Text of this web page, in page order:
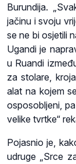
Burundija.
jačinu i svoju
se ne bi osjetili
Ugandi je
u Ruandi
za stolare,
alat na kojem
osposobljeni,
velike tvrtke“
Pojasnio je,
udruge „Srce